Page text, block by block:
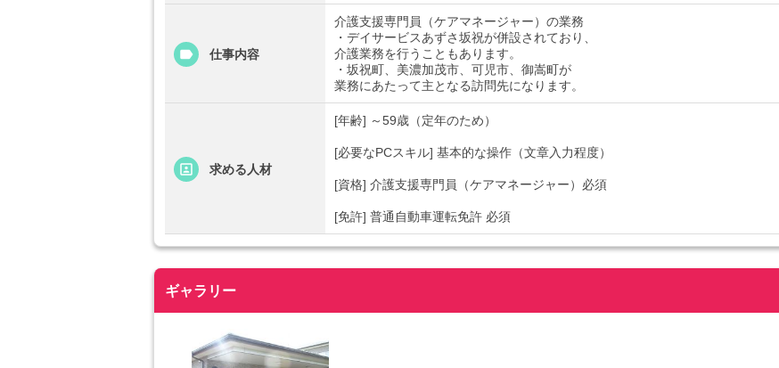
仕事内容
介護支援専門員（ケアマネージャー）の業務
・デイサービスあずさ坂祝が併設されており、
介護業務を行うこともあります。
・坂祝町、美濃加茂市、可児市、御嵩町が
業務にあたって主となる訪問先になります。
求める人材
[年齢] ～59歳（定年のため）
[必要なPCスキル] 基本的な操作（文章入力程度）
[資格] 介護支援専門員（ケアマネージャー）必須
[免許] 普通自動車運転免許 必須
ギャラリー